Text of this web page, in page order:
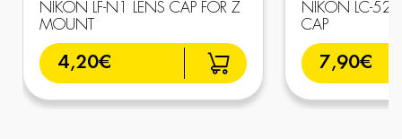
NIKON LF-N1 LENS CAP FOR Z
MOUNT
4,20€
NIKON LC-52B
CAP
7,90€